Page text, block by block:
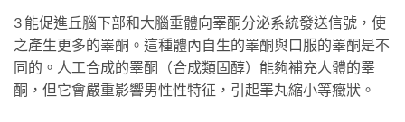
3 能促進丘腦下部和大腦垂體向睪酮分泌系統發送信號，使
之產生更多的睪酮。這種體內自生的睪酮與口服的睪酮是不
同的。人工合成的睪酮（合成類固醇）能夠補充人體的睪
酮，但它會嚴重影響男性性特征，引起睪丸縮小等癥狀。